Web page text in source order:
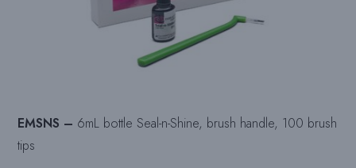
EMSNS – 6mL bottle Seal-n-Shine, brush handle, 100 brush
tips